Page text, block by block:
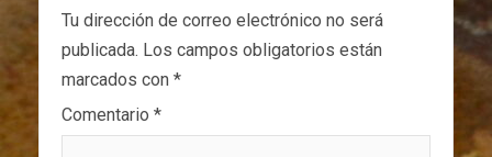
Tu dirección de correo electrónico no será
publicada. Los campos obligatorios están
marcados con *
Comentario *